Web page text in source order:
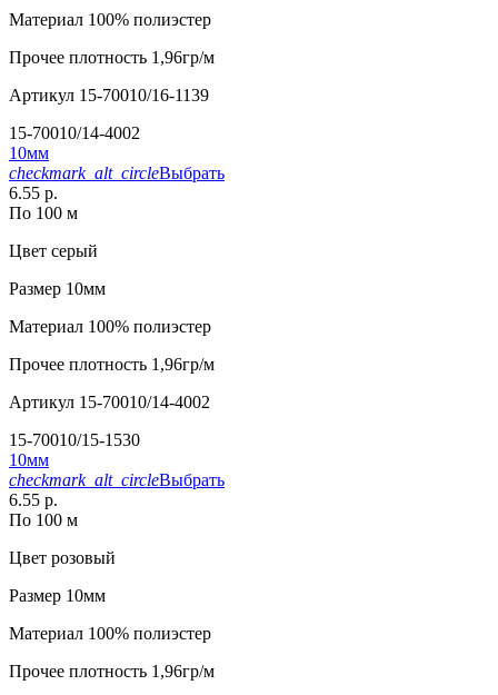
Материал 100% полиэстер
Прочее плотность 1,96гр/м
Артикул 15-70010/16-1139
15-70010/14-4002
10мм
checkmark_alt_circleВыбрать
6.55 р.
По 100 м
Цвет серый
Размер 10мм
Материал 100% полиэстер
Прочее плотность 1,96гр/м
Артикул 15-70010/14-4002
15-70010/15-1530
10мм
checkmark_alt_circleВыбрать
6.55 р.
По 100 м
Цвет розовый
Размер 10мм
Материал 100% полиэстер
Прочее плотность 1,96гр/м